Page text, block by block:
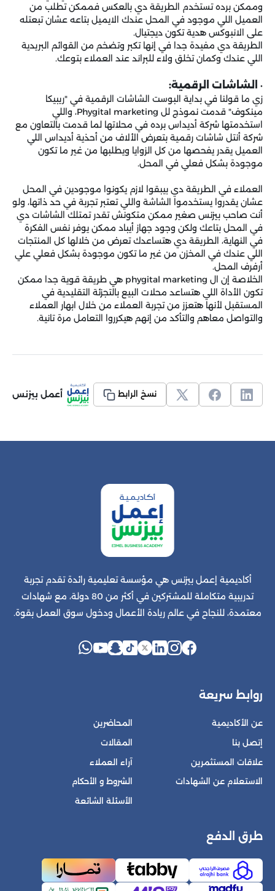
وممكن برده تستخدم الطريقة دي بالعكس فممكن تطلب من
العميل اللي موجود في المحل عندك الايميل بتاعه عشان تبعتله
على الانبوكس هدية تكون ديجتيال.
الطريقة دي مفيدة جدا في إنها تكبر وتضخم من القوائم البريدية
اللي عندك وكمان تخلق ولاء للبراند عند العملاء بتوعك.
• الشاشات الرقمية:
زي ما قولنا في بداية البوست الشاشات الرقمية في "ريبيكا
مينكوف" قدمت نموذج لل Phygital marketing، واللي
استخدمتها شركة أديداس برده في محلاتها لما قدمت بالتعاون مع
شركة أنتل شاشات رقمية بتعرض الألاف من أحذية أديداس اللي
العميل يقدر يفحصها من كل الزوايا ويطلبها من غير ما تكون
موجودة بشكل فعلي في المحل.
العملاء في الطريقة دي بيبقوا لازم يكونوا موجودين في المحل
عشان يقدروا يستخدموا الشاشة واللي تعتبر تجربة في حد ذاتها، ولو
أنت صاحب بيزنس صغير ممكن متكونش تقدر تمتلك الشاشات دي
في المحل بتاعك ولكن وجود جهاز أيباد ممكن يوفر نفس الفكرة
في النهاية، الطريقة دي هتساعدك تعرض من خلالها كل المنتجات
اللي عندك في المخزن من غير ما تكون موجودة بشكل فعلي علي
أرفرف المحل.
الخلاصة إن ال phygital marketing هي طريقة قوية جدا ممكن
تكون الأداة اللي هتساعد محلات البيع بالتجزئة التقليدية في
المستقبل لأنها هتعزز من تجربة العملاء من خلال ابهار العملاء
والتواصل معاهم والتأكد من إنهم هيكرروا التعامل مرة تانية.
نسخ الرابط أعمل بيزنس
أكاديمية إعمل بيزنس هي مؤسسة تعليمية رائدة تقدم تجربة
تدريبية متكاملة للمشتركين في أكثر من 80 دولة، مع شهادات
معتمدة، للنجاح في عالم ريادة الأعمال ودخول سوق العمل بقوة.
روابط سريعة
عن الأكاديمية
إتصل بنا
علاقات المستثمرين
الاستعلام عن الشهادات
المحاضرين
المقالات
آراء العملاء
الشروط و الأحكام
الأسئلة الشائعة
طرق الدفع